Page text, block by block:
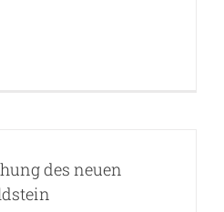
des neuen